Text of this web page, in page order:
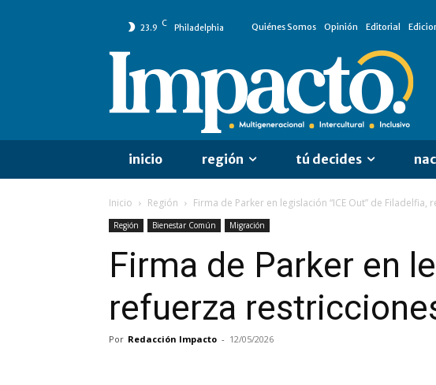
23.9 C Philadelphia Quiénes Somos Opinión Editorial
inicio región tú decides
Inicio Región Firma de Parker en legislación “ICE Out” de Filadelfia,
Región Bienestar Común Migración
Firma de Parker en
refuerza
Por Redacción Impacto - 12/05/2026